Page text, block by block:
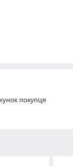
покупця